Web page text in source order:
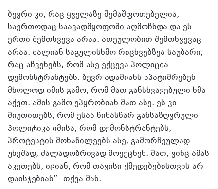
ბევრი კი, რაც ყველაზე შემაშფოთებელია,
საერთოდაც საავადმყოფოში აღმოჩნდა და ეს
ერთი შემთხვევა არაა. ათეულობით შემთხვევაც
არაა. ძალიან საგულისხმო რიცხვებზეა საუბარი,
რაც აჩვენებს, რომ ასე ექცევა პოლიცია
დემონსტრანტებს. ბევრ ადამიანს აპატიმრებენ
მხოლოდ იმის გამო, რომ მათ განსხვავებული ხმა
აქვთ. ამის გამო ეპყრობიან მათ ასე. ეს კი
მიუთითებს, რომ ესაა წინასწარ განსაზღვრული
პოლიტიკა იმისა, რომ დემონსტრანტებს,
პროტესტის მონაწილეებს ასე, გამორჩეულად
უხეშად, ძალადობრივად მოექცნენ. მათ, ვინც ამას
აკეთებს, იციან, რომ თავისი ქმედებებისთვის არ
დაისჯებიან”- თქვა მან.